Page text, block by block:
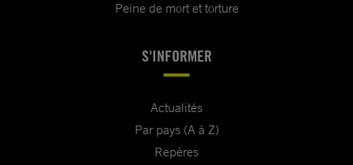
Peine de mort et torture
S'INFORMER
Actualités
Par pays (A à Z)
Repères